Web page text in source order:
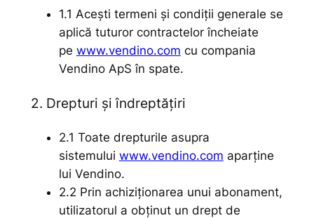
1.1 Acești termeni și condiții generale se
aplică tuturor contractelor încheiate
pe www.vendino.com cu compania
Vendino ApS în spate.
2. Drepturi și îndreptățiri
2.1 Toate drepturile asupra
sistemului www.vendino.com aparține
lui Vendino.
2.2 Prin achiziționarea unui abonament,
utilizatorul a obținut un drept de